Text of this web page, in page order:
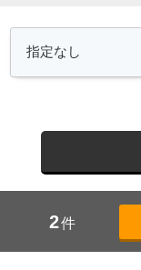
2件